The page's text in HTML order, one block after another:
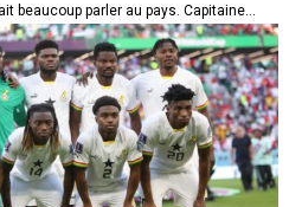
André Ayew. Une absence qui fait beaucoup parler au pays. Capitaine...